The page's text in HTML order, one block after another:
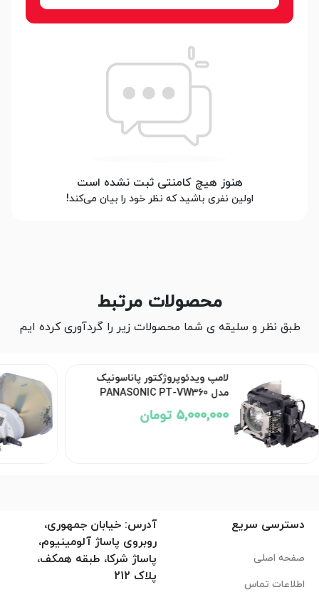
هنوز هیچ کامنتی ثبت نشده است
اولین نفری باشید که نظر خود را بیان می‌کند!
محصولات مرتبط
طبق نظر و سلیقه ی شما محصولات زیر را گردآوری کرده ایم
لامپ ویدئوپروژکتور پاناسونیک
مدل PANASONIC PT-VW360
5,000,000 تومان
دسترسی سریع
صفحه اصلی
اطلاعات تماس
آدرس: خیابان جمهوری،
روبروی پاساژ آلومینیوم،
پاساژ شرکا، طبقه همکف،
پلاک 212